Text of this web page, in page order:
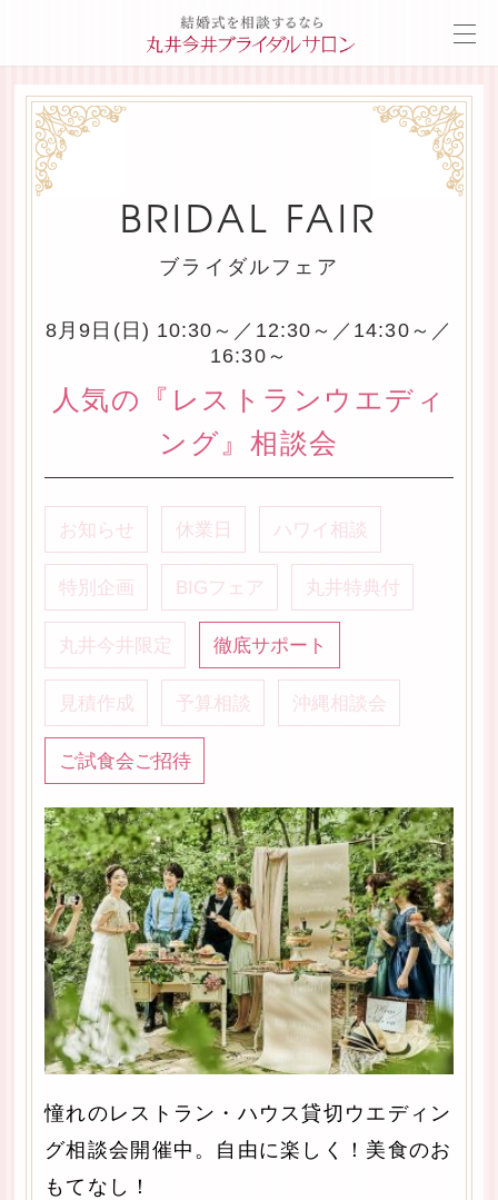
BRIDAL FAIR
ブライダルフェア
8月9日(日) 10:30～／12:30～／14:30～／
16:30～
人気の『レストランウエディ
ング』相談会
お知らせ 休業日 ハワイ相談
特別企画 BIGフェア 丸井特典付
丸井今井限定 徹底サポート
見積作成 予算相談 沖縄相談会
ご試食会ご招待
憧れのレストラン・ハウス貸切ウエディン
グ相談会開催中。自由に楽しく！美食のお
もてなし！